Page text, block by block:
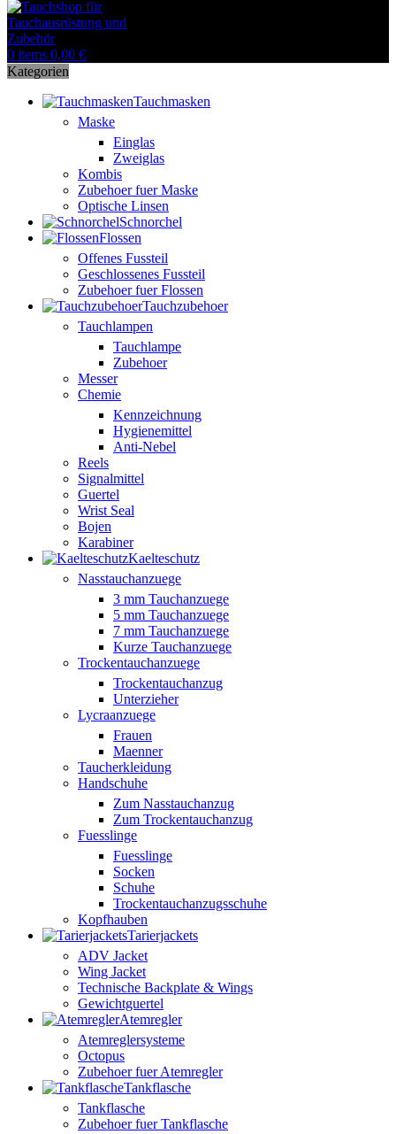
0 items 0,00 €
Kategorien
Tauchmasken
Maske
Einglas
Zweiglas
Kombis
Zubehoer fuer Maske
Optische Linsen
Schnorchel
Flossen
Offenes Fussteil
Geschlossenes Fussteil
Zubehoer fuer Flossen
Tauchzubehoer
Tauchlampen
Tauchlampe
Zubehoer
Messer
Chemie
Kennzeichnung
Hygienemittel
Anti-Nebel
Reels
Signalmittel
Guertel
Wrist Seal
Bojen
Karabiner
Kaelteschutz
Nasstauchanzuege
3 mm Tauchanzuege
5 mm Tauchanzuege
7 mm Tauchanzuege
Kurze Tauchanzuege
Trockentauchanzuege
Trockentauchanzug
Unterzieher
Lycraanzuege
Frauen
Maenner
Taucherkleidung
Handschuhe
Zum Nasstauchanzug
Zum Trockentauchanzug
Fuesslinge
Fuesslinge
Socken
Schuhe
Trockentauchanzugsschuhe
Kopfhauben
Tarierjackets
ADV Jacket
Wing Jacket
Technische Backplate & Wings
Gewichtguertel
Atemregler
Atemreglersysteme
Octopus
Zubehoer fuer Atemregler
Tankflasche
Tankflasche
Zubehoer fuer Tankflasche